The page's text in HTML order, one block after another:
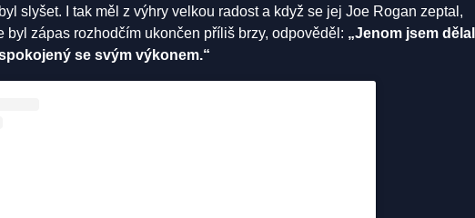
slyšet. I tak měl z výhry velkou radost a když se jej Joe Rogan zeptal,
byl zápas rozhodčím ukončen příliš brzy, odpověděl: „Jenom jsem dělal
se svým výkonem.“